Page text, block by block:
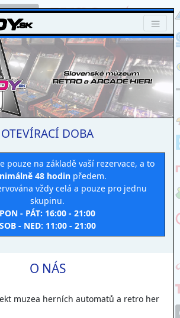
OTEVÍRACÍ DOBA
pouze na základě vaší rezervace, a to
48 hodinpředem.
vždy celá a pouze pro jednu
skupinu.
PON - PÁT: 16:00 - 21:00
SOB - NED: 11:00 - 21:00
O NÁS
muzea herních automatů a retro her